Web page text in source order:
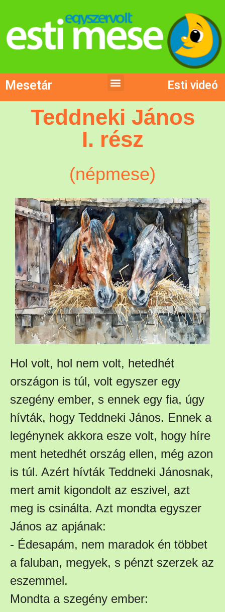
Mesetár Esti videó
Teddneki János
I. rész
(népmese)
Hol volt, hol nem volt, hetedhét
országon is túl, volt egyszer egy
szegény ember, s ennek egy fia, úgy
hívták, hogy Teddneki János. Ennek a
legénynek akkora esze volt, hogy híre
ment hetedhét ország ellen, még azon
is túl. Azért hívták Teddneki Jánosnak,
mert amit kigondolt az eszivel, azt
meg is csinálta. Azt mondta egyszer
János az apjának:
- Édesapám, nem maradok én többet
a faluban, megyek, s pénzt szerzek az
eszemmel.
Mondta a szegény ember: